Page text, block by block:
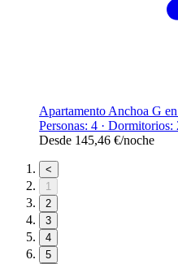
Apartamento Anchoa G
Personas: 4 · Dormitorios:
Desde 145,46 €/noche
<
1
2
3
4
5